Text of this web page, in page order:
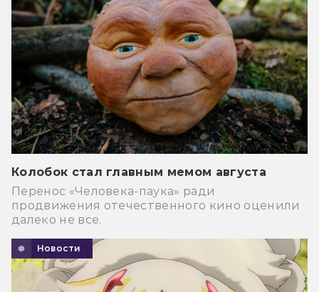
Колобок стал главным мемом августа
Перенос «Человека-паука» ради
продвижения отечественного кино оценили
далеко не все.
Новости